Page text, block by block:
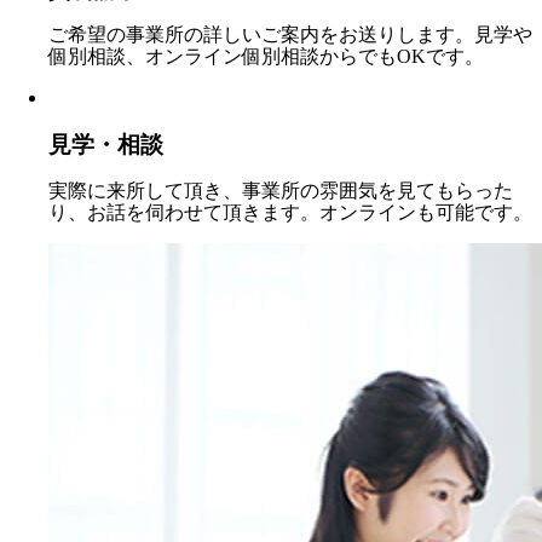
ご希望の事業所の詳しいご案内をお送りします。見学や
個別相談、オンライン個別相談からでもOKです。
見学・相談
実際に来所して頂き、事業所の雰囲気を見てもらった
り、お話を伺わせて頂きます。オンラインも可能です。